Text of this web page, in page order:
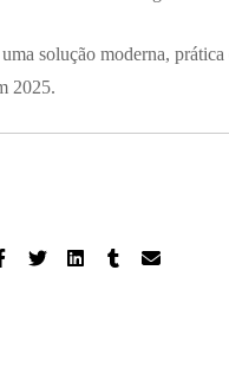
solução moderna,
2025.